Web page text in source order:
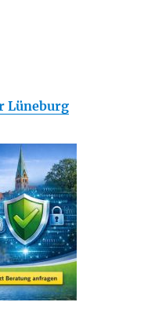
Lüneburg